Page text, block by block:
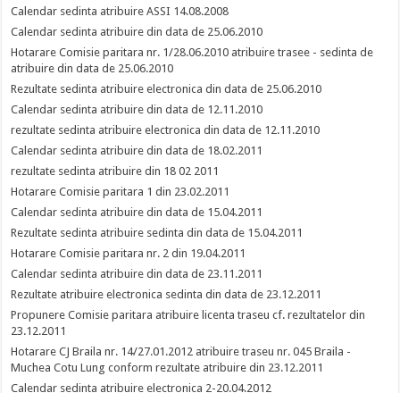
Calendar sedinta atribuire ASSI 14.08.2008
Calendar sedinta atribuire din data de 25.06.2010
Hotarare Comisie paritara nr. 1/28.06.2010 atribuire trasee - sedinta de
atribuire din data de 25.06.2010
Rezultate sedinta atribuire electronica din data de 25.06.2010
Calendar sedinta atribuire din data de 12.11.2010
rezultate sedinta atribuire electronica din data de 12.11.2010
Calendar sedinta atribuire din data de 18.02.2011
rezultate sedinta atribuire din 18 02 2011
Hotarare Comisie paritara 1 din 23.02.2011
Calendar sedinta atribuire din data de 15.04.2011
Rezultate sedinta atribuire sedinta din data de 15.04.2011
Hotarare Comisie paritara nr. 2 din 19.04.2011
Calendar sedinta atribuire din data de 23.11.2011
Rezultate atribuire electronica sedinta din data de 23.12.2011
Propunere Comisie paritara atribuire licenta traseu cf. rezultatelor din
23.12.2011
Hotarare CJ Braila nr. 14/27.01.2012 atribuire traseu nr. 045 Braila -
Muchea Cotu Lung conform rezultate atribuire din 23.12.2011
Calendar sedinta atribuire electronica 2-20.04.2012